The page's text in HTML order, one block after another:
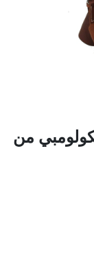
من